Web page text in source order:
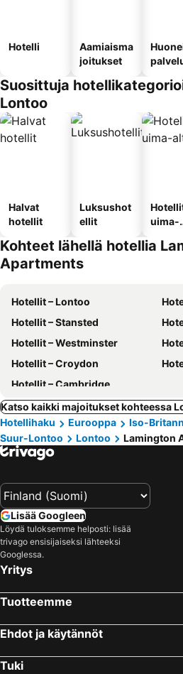
Hotelli
Aamiaisma
joitukset
Suosittuja
Lontoo
Halvat
hotellit
Luksushot
ellit
uima-
Kohteet lähellä hotellia
Apartments
Hotellit – Lontoo
Hotellit – Stansted
Hotellit – Westminster
Hotellit – Croydon
Hotellit – Cambridge
Katso kaikki majoitukset kohteessa
Hotellihaku
Eurooppa Iso-
Suur-Lontoo
Lontoo Lamington
Lisää Googleen
Löydä tuloksemme helposti: lisää
trivago ensisijaiseksi lähteeksi
Googlessa.
Yritys
Tuotteemme
Ehdot ja käytännöt
Tuki